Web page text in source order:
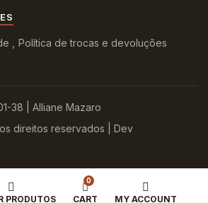
Política de trocas e devoluções
38 | Alliane Mazaro
direitos reservados | Dev
PRODUTOS
0
CART MY ACCOUNT